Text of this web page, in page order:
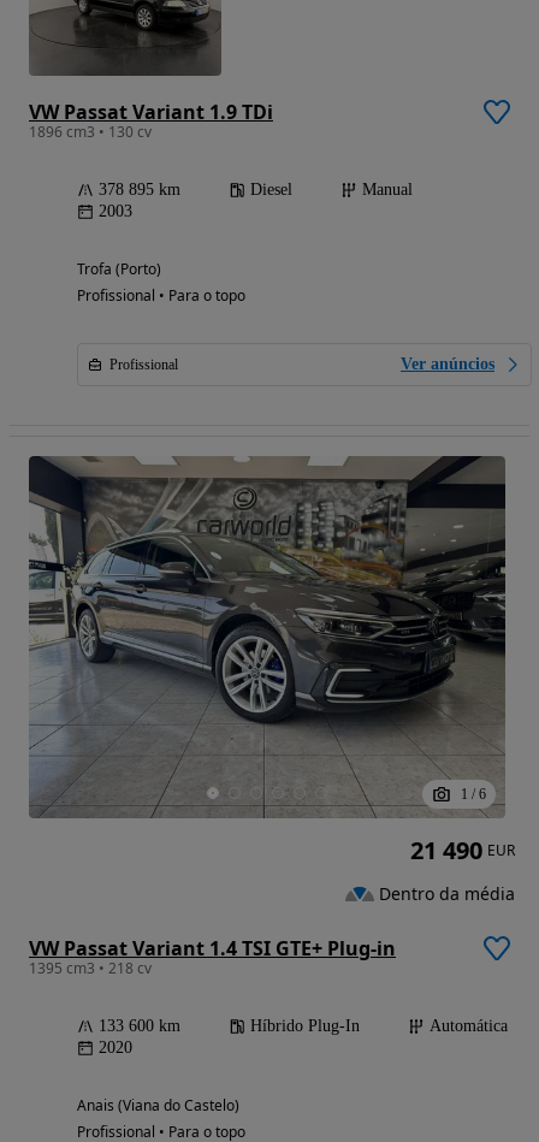
VW Passat Variant 1.9 TDi
1896 cm3 • 130 cv
378 895 km Diesel
Manual
2003
Trofa (Porto)
Profissional • Para o topo
Profissional Ver anúncios
1 / 6
VW Passat Variant 1.4 TSI GTE+ Plug-in
1395 cm3 • 218 cv
133 600 km Híbrido Plug-In
Automática
2020
Anais (Viana do Castelo)
Profissional • Para o topo
21 490 EUR
Dentro da média